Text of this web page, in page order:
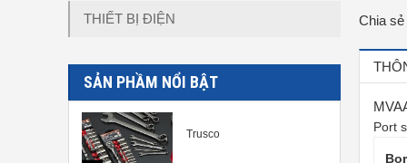
THIẾT BỊ ĐIỆN
SẢN PHẦM NỔI BẬT
Trusco
Chia
Port